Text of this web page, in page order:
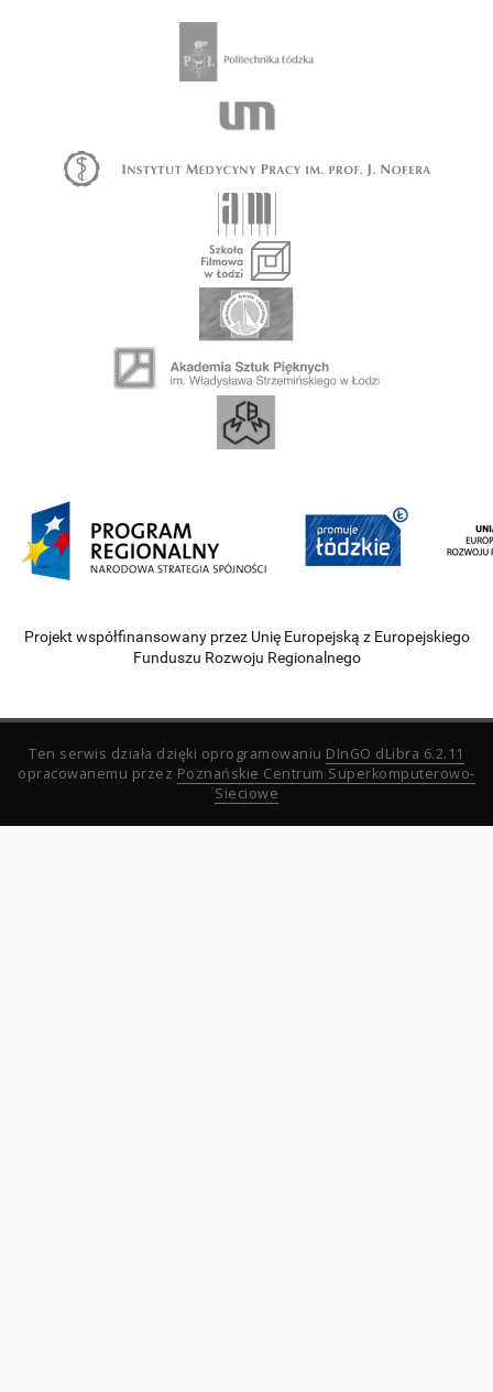
Projekt współfinansowany przez Unię Europejską z Europejskiego
Funduszu Rozwoju Regionalnego
Ten serwis działa dzięki oprogramowaniu DInGO dLibra 6.2.11
opracowanemu przez Poznańskie Centrum Superkomputerowo-
Sieciowe